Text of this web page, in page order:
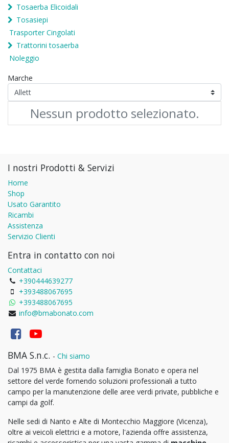
Tosaerba Elicoidali
Tosasiepi
Trasporter Cingolati
Trattorini tosaerba
Noleggio
Marche
Nessun prodotto selezionato.
I nostri Prodotti & Servizi
Home
Shop
Usato Garantito
Ricambi
Assistenza
Servizio Clienti
Entra in contatto con noi
Contattaci
+390444639277
+393488067695
+393488067695
info@bmabonato.com
BMA S.n.c. - Chi siamo
Dal 1975 BMA è gestita dalla famiglia Bonato e opera nel
settore del verde fornendo soluzioni professionali a tutto
campo per la manutenzione delle aree verdi private, pubbliche e
campi da golf.
Nelle sedi di Nanto e Alte di Montecchio Maggiore (Vicenza),
oltre ai veicoli elettrici e a motore, l'azienda offre assistenza,